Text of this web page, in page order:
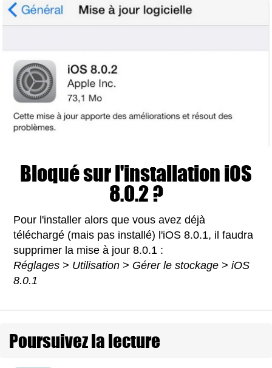
Bloqué sur l'installation iOS
8.0.2 ?
Pour l'installer alors que vous avez déjà
téléchargé (mais pas installé) l'iOS 8.0.1, il faudra
supprimer la mise à jour 8.0.1 :
Réglages > Utilisation > Gérer le stockage > iOS
8.0.1
Poursuivez la lecture